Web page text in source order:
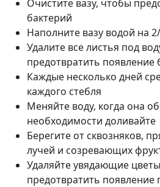
Очистите вазу, чтобы
бактерий
Наполните вазу водой на
Удалите все листья под
предотвратить появление
Каждые несколько дней
каждого стебля
Меняйте воду, когда она
необходимости доливайте
Берегите от сквозняков,
лучей и созревающих
Удаляйте увядающие
предотвратить появление